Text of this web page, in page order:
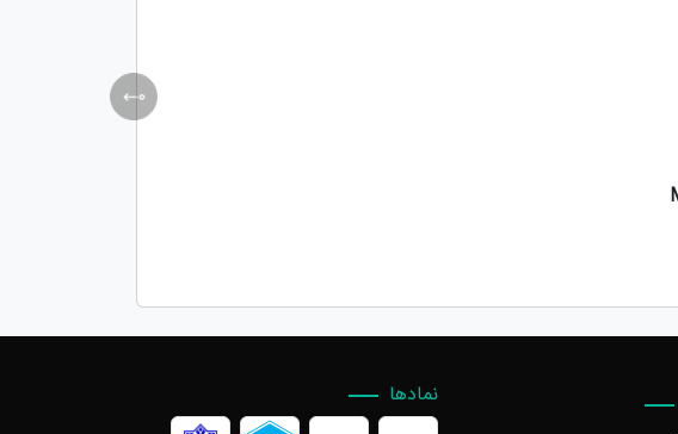
نمادها